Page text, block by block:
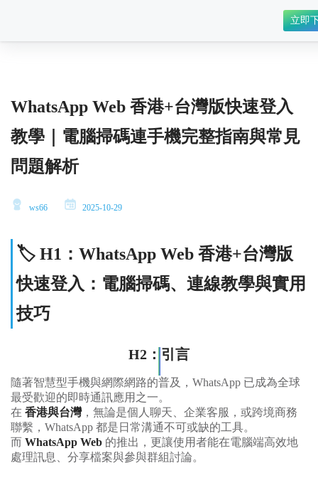
立即
WhatsApp Web 香港+台灣版快速登入
教學｜電腦掃碼連手機完整指南與常見
問題解析
ws66 2025-10-29
🏷️ H1：WhatsApp Web 香港+台灣版
快速登入：電腦掃碼、連線教學與實用
技巧
H2：引言
隨著智慧型手機與網際網路的普及，WhatsApp 已成為全球
最受歡迎的即時通訊應用之一。
在 香港與台灣，無論是個人聊天、企業客服，或跨境商務
聯繫，WhatsApp 都是日常溝通不可或缺的工具。
而 WhatsApp Web 的推出，更讓使用者能在電腦端高效地
處理訊息、分享檔案與參與群組討論。